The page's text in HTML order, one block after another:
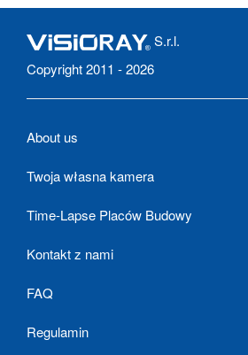
S.r.l.
Copyright 2011 - 2026
About us
Twoja własna kamera
Time-Lapse Placów Budowy
Kontakt z nami
FAQ
Regulamin